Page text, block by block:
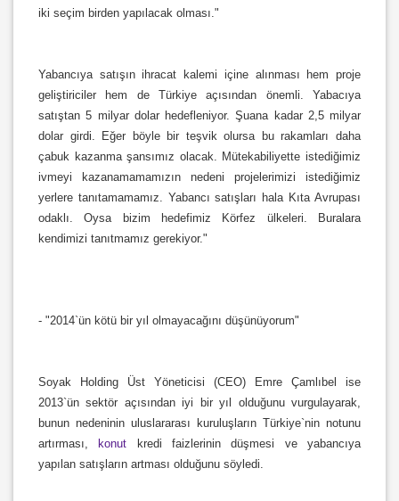
iki seçim birden yapılacak olması."
Yabancıya satışın ihracat kalemi içine alınması hem proje
geliştiriciler hem de Türkiye açısından önemli. Yabacıya
satıştan 5 milyar dolar hedefleniyor. Şuana kadar 2,5 milyar
dolar girdi. Eğer böyle bir teşvik olursa bu rakamları daha
çabuk kazanma şansımız olacak. Mütekabiliyette istediğimiz
ivmeyi kazanamamamızın nedeni projelerimizi istediğimiz
yerlere tanıtamamamız. Yabancı satışları hala Kıta Avrupası
odaklı. Oysa bizim hedefimiz Körfez ülkeleri. Buralara
kendimizi tanıtmamız gerekiyor."
- "2014`ün kötü bir yıl olmayacağını düşünüyorum"
Soyak Holding Üst Yöneticisi (CEO) Emre Çamlıbel ise
2013`ün sektör açısından iyi bir yıl olduğunu vurgulayarak,
bunun nedeninin uluslararası kuruluşların Türkiye`nin notunu
artırması,konut kredi faizlerinin düşmesi ve yabancıya
yapılan satışların artması olduğunu söyledi.